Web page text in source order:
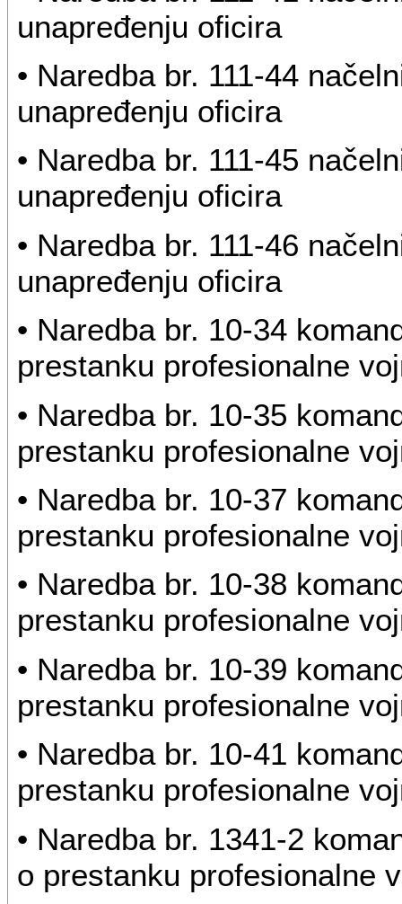
unapređenju oficira
• Naredba br. 111-44
unapređenju oficira
• Naredba br. 111-45
unapređenju oficira
• Naredba br. 111-46
unapređenju oficira
• Naredba br. 10-34
prestanku profesionalne
• Naredba br. 10-35
prestanku profesionalne
• Naredba br. 10-37
prestanku profesionalne
• Naredba br. 10-38
prestanku profesionalne
• Naredba br. 10-39
prestanku profesionalne
• Naredba br. 10-41
prestanku profesionalne
• Naredba br. 1341-2
o prestanku profesionalne